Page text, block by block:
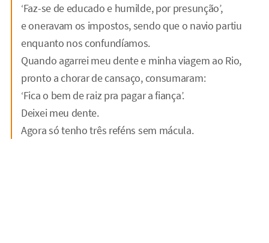
‘Faz-se de educado e humilde, por presunção’,
e oneravam os impostos, sendo que o navio partiu
enquanto nos confundíamos.
Quando agarrei meu dente e minha viagem ao Rio,
pronto a chorar de cansaço, consumaram:
‘Fica o bem de raiz pra pagar a fiança’.
Deixei meu dente.
Agora só tenho três reféns sem mácula.